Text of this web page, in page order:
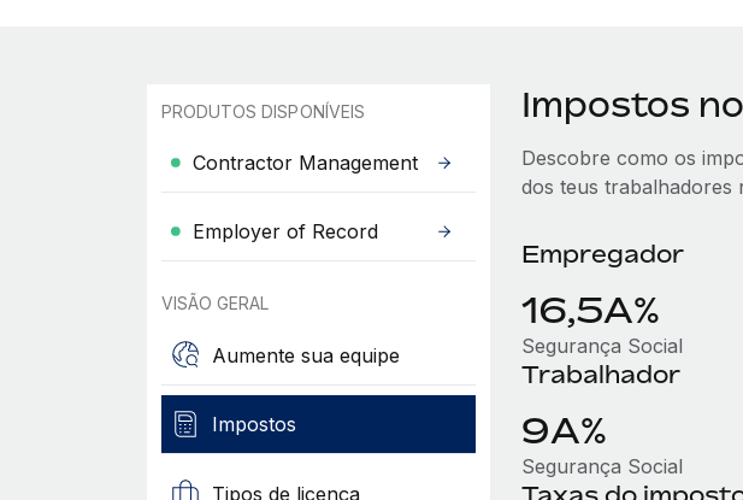
PRODUTOS DISPONÍVEIS
Contractor Management
Employer of Record
VISÃO GERAL
Aumente sua equipe
Impostos
Tipos de licença
Impostos
Descobre como os
dos teus trabalhadores
Empregador
16,5A%
Segurança Social
Trabalhador
9A%
Segurança Social